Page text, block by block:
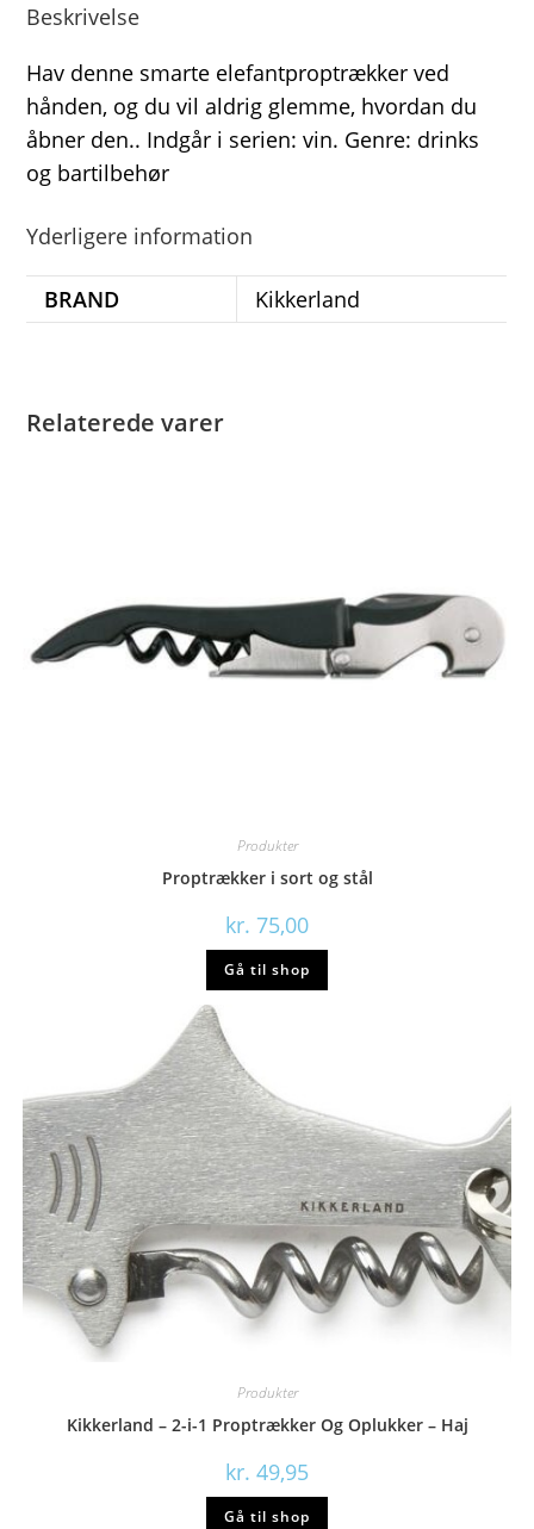
Beskrivelse
Hav denne smarte elefantproptrækker ved
hånden, og du vil aldrig glemme, hvordan du
åbner den.. Indgår i serien: vin. Genre: drinks
og bartilbehør
Yderligere information
BRAND Kikkerland
Relaterede varer
Produkter
Proptrækker i sort og stål
kr. 75,00
Gå til shop
Produkter
Kikkerland – 2-i-1 Proptrækker Og Oplukker – Haj
kr. 49,95
Gå til shop